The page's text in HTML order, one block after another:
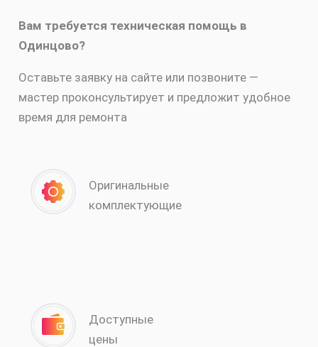
Вам требуется техническая помощь в
Одинцово?
Оставьте заявку на сайте или позвоните —
мастер проконсультирует и предложит удобное
время для ремонта
Оригинальные
комплектующие
Доступные
цены